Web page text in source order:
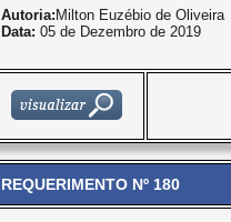
Autoria: Milton Euzébio de Oliveira
Data: 05 de Dezembro de 2019
REQUERIMENTO Nº 180